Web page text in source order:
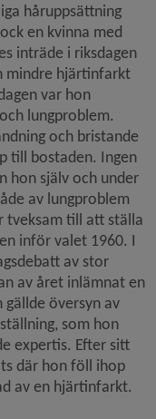
håruppsättning
en kvinna med
inträde i riksdagen
mindre hjärtinfarkt
var hon
lungproblem.
och bristande
till bostaden. Ingen
hon själv och under
av lungproblem
tveksam till att ställa
inför valet 1960. I
av stor
av året inlämnat en
översyn av
som hon
expertis. Efter sitt
där hon föll ihop
av en hjärtinfarkt.